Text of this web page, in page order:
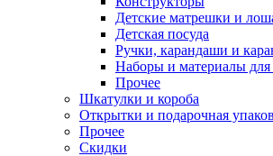
Детские матрешки и
Детская посуда
Ручки, карандаши и
Наборы и материалы для
Прочее
Шкатулки и короба
Открытки и подарочная
Прочее
Скидки